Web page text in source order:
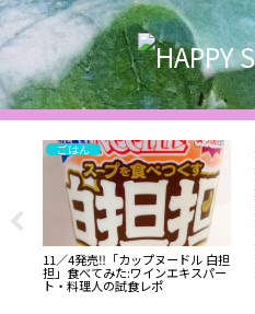
ごはん
11／4発売‼️「カップヌードル 白担
担」食べてみた:ワインエキスパー
ト・料理人の試食レポ